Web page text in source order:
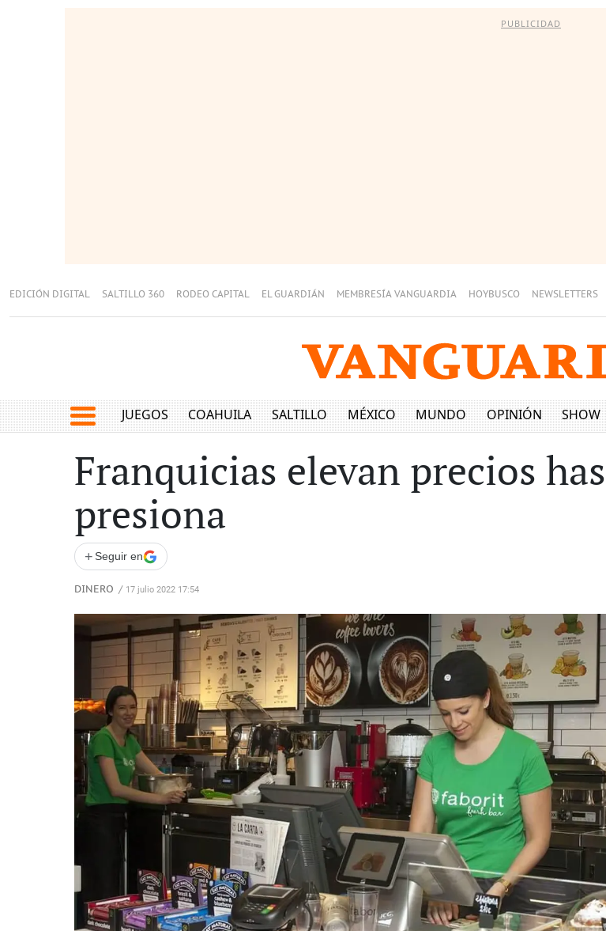
PUBLICIDAD
EDICIÓN DIGITAL SALTILLO 360 RODEO CAPITAL EL GUARDIÁN MEMBRESÍA VANGUARDIA HOYBUSCO NEWSLETTERS
JUEGOS COAHUILA SALTILLO MÉXICO MUNDO OPINIÓN SHOW
Franquicias elevan precios
presiona
+ Seguir en
DINERO / 17 julio 2022 17:54